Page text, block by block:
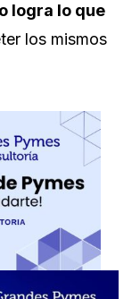
logra lo que
los mismos